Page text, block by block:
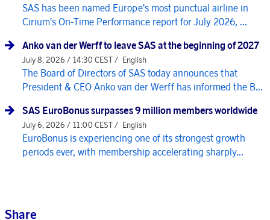
SAS has been named Europe's most punctual airline in
Cirium's On-Time Performance report for July 2026, ...
Anko van der Werff to leave SAS at the beginning of 2027
July 8, 2026 / 14:30 CEST / English
The Board of Directors of SAS today announces that
President & CEO Anko van der Werff has informed the B...
SAS EuroBonus surpasses 9 million members worldwide
July 6, 2026 / 11:00 CEST / English
EuroBonus is experiencing one of its strongest growth
periods ever, with membership accelerating sharply...
Share